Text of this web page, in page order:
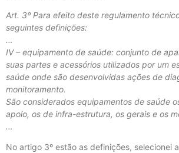
Art. 3º Para efeito deste regulamento
seguintes definições:
…
IV – equipamento de saúde: conjunto de
suas partes e acessórios utilizados por um
saúde onde são desenvolvidas ações de
monitoramento.
São considerados equipamentos de saúde
apoio, os de infra-estrutura, os gerais e os
…
No artigo 3º estão as definições, selecionei